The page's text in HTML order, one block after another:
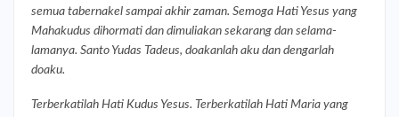
semua tabernakel sampai akhir zaman. Semoga Hati Yesus yang
Mahakudus dihormati dan dimuliakan sekarang dan selama-
lamanya. Santo Yudas Tadeus, doakanlah aku dan dengarlah
doaku.
Terberkatilah Hati Kudus Yesus. Terberkatilah Hati Maria yang